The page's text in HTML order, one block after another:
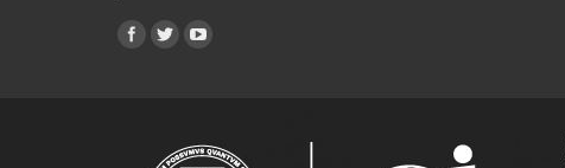
Encuéntranos en: